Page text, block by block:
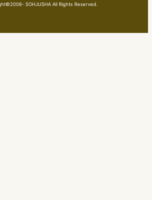
SOHJUSHA All Rights Reserved.